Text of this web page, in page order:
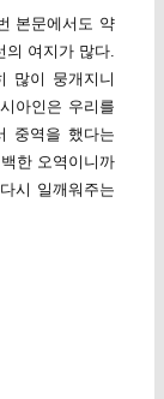
본문에서도 약
여지가 많다.
많이 뭉개지니
아인은 우리를
중역을 했다는
한 오역이니까
시 일깨워주는